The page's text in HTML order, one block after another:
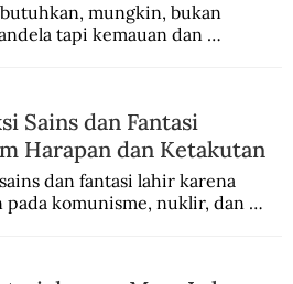
mungkin, bukan
tapi kemauan dan
cara yang bisa memenuhi
Sains dan Fantasi
Harapan dan Ketakutan
dan fantasi lahir karena
pada komunisme, nuklir, dan